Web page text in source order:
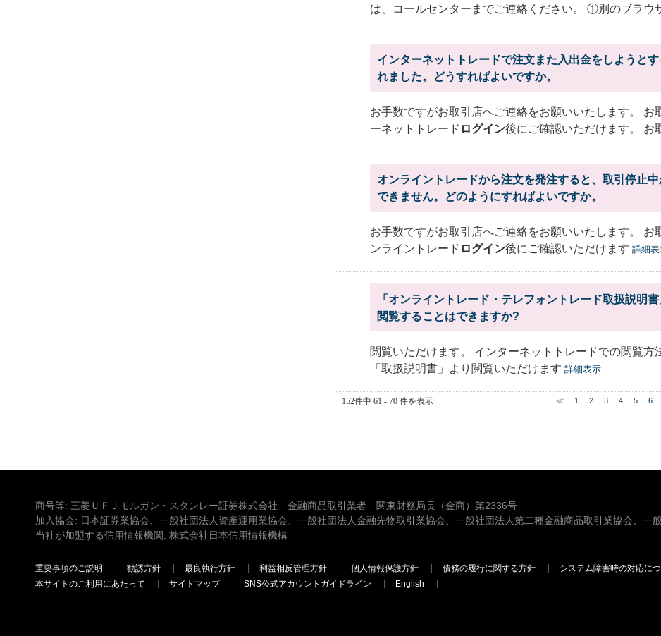
は、コールセンターまでご連絡ください。 ①別のブラウ
インターネットトレードで注文また入出金をしようと
れました。どうすればよいですか。
お手数ですがお取引店へご連絡をお願いいたします。 お
ーネットトレード ログイン後にご確認いただけます。 お
オンライントレードから注文を発注すると、取引停止
できません。どのようにすればよいですか。
お手数ですがお取引店へご連絡をお願いいたします。 お
ンライントレード ログイン後にご確認いただけます 詳細表
「オンライントレード・テレフォントレード取扱説明
閲覧することはできますか?
閲覧いただけます。 インターネットトレードでの閲覧方
「取扱説明書」より閲覧いただけます 詳細表示
152件中 61 - 70 件を表示 ≪ 1 2 3 4 5 6
商号等: 三菱ＵＦＪモルガン・スタンレー証券株式会社 金融商品取引業者 関東財務局長（金商）第2336号
加入協会: 日本証券業協会、一般社団法人資産運用業協会、一般社団法人金融先物取引業協会、一般社団法人第二種金融商品取引業協会、一
当社が加盟する信用情報機関: 株式会社日本信用情報機構
重要事項のご説明 勧誘方針 最良執行方針 利益相反管理方針 個人情報保護方針 債務の履行に関する方針 システム障害時の対応に
本サイトのご利用にあたって
サイトマップ SNS公式アカウントガイドライン English